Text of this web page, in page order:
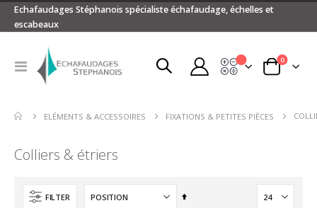
Echafaudages Stéphanois spécialiste échafaudage, échelles et
escabeaux
Basculer
Panier
0articles
Devis
ELÉMENTS & ACCESSOIRES FIXATIONS & PETITES PIÈCES
Colliers & étriers
FILTER
Par